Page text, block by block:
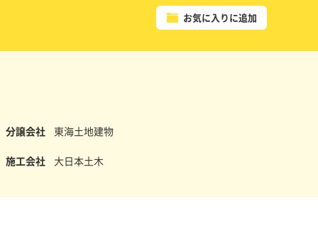
お気に入りに追加
分譲会社 東海土地建物
施工会社 大日本土木